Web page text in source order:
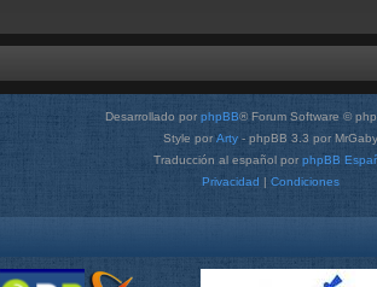
Desarrollado por phpBB® Forum Software ©
Style por Arty - phpBB 3.3 por MrGaby
Traducción al español por phpBB
Privacidad | Condiciones